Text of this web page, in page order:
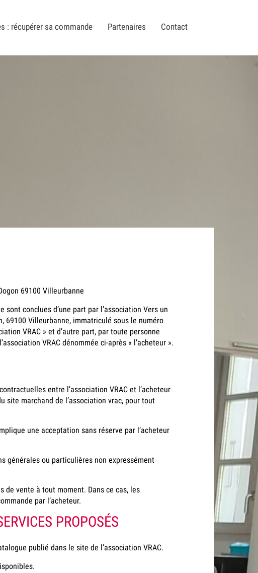
: récupérer sa commande Partenaires Contact
69100 Villeurbanne
conclues d’une part par l’association Vers un
69100 Villeurbanne, immatriculé sous le numéro
VRAC » et d’autre part, par toute personne
VRAC dénommée ci-après « l’acheteur ».
entre l’association VRAC et l’acheteur
marchand de l’association vrac, pour tout
une acceptation sans réserve par l’acheteur
générales ou particulières non expressément
de vente à tout moment. Dans ce cas, les
par l’acheteur.
PROPOSÉS
publié dans le site de l’association VRAC.